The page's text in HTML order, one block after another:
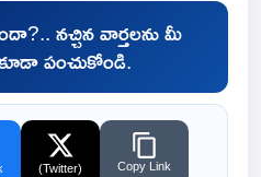
నచ్చిన వార్తలను మీ
పంచుకోండి.
(Twitter) Copy Link